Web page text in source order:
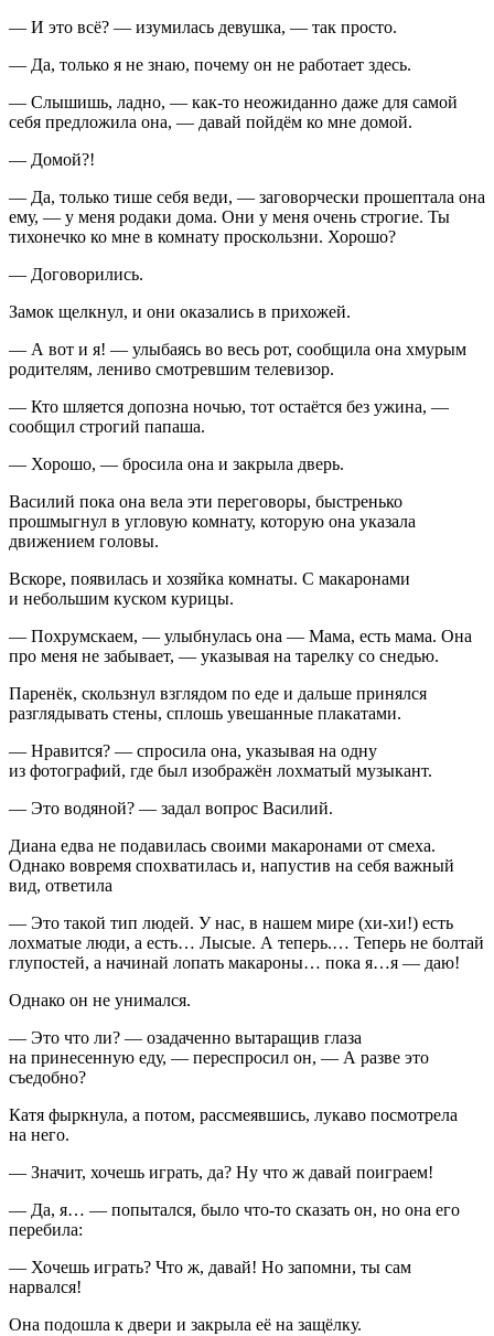
— И это всё? — изумилась девушка, — так просто.
— Да, только я не знаю, почему он не работает здесь.
— Слышишь, ладно, — как-то неожиданно даже для самой
себя предложила она, — давай пойдём ко мне домой.
— Домой?!
— Да, только тише себя веди, — заговорчески прошептала она
ему, — у меня родаки дома. Они у меня очень строгие. Ты
тихонечко ко мне в комнату проскользни. Хорошо?
— Договорились.
Замок щелкнул, и они оказались в прихожей.
— А вот и я! — улыбаясь во весь рот, сообщила она хмурым
родителям, лениво смотревшим телевизор.
— Кто шляется допозна ночью, тот остаётся без ужина, —
сообщил строгий папаша.
— Хорошо, — бросила она и закрыла дверь.
Василий пока она вела эти переговоры, быстренько
прошмыгнул в угловую комнату, которую она указала
движением головы.
Вскоре, появилась и хозяйка комнаты. С макаронами
и небольшим куском курицы.
— Похрумскаем, — улыбнулась она — Мама, есть мама. Она
про меня не забывает, — указывая на тарелку со снедью.
Паренёк, скользнул взглядом по еде и дальше принялся
разглядывать стены, сплошь увешанные плакатами.
— Нравится? — спросила она, указывая на одну
из фотографий, где был изображён лохматый музыкант.
— Это водяной? — задал вопрос Василий.
Диана едва не подавилась своими макаронами от смеха.
Однако вовремя спохватилась и, напустив на себя важный
вид, ответила
— Это такой тип людей. У нас, в нашем мире (хи-хи!) есть
лохматые люди, а есть… Лысые. А теперь.… Теперь не болтай
глупостей, а начинай лопать макароны… пока я…я — даю!
Однако он не унимался.
— Это что ли? — озадаченно вытаращив глаза
на принесенную еду, — переспросил он, — А разве это
съедобно?
Катя фыркнула, а потом, рассмеявшись, лукаво посмотрела
на него.
— Значит, хочешь играть, да? Ну что ж давай поиграем!
— Да, я… — попытался, было что-то сказать он, но она его
перебила:
— Хочешь играть? Что ж, давай! Но запомни, ты сам
нарвался!
Она подошла к двери и закрыла её на защёлку.